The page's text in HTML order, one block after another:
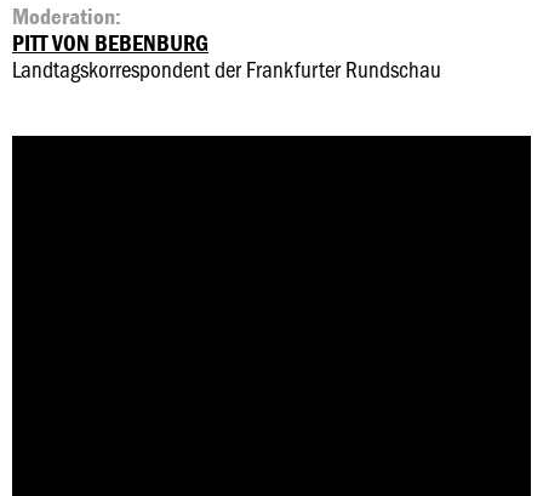
Moderation:
PITT VON BEBENBURG
Landtagskorrespondent der Frankfurter Rundschau